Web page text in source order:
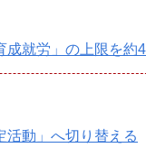
就労」の上限を約
活動」へ切り替える